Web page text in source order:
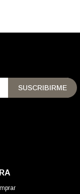
SUSCRIBIRME